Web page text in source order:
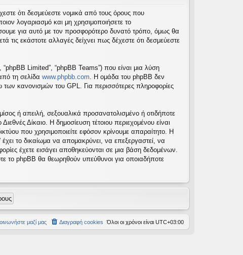
εις
ότι δεσμεύεστε νομικά από τους όρους που
λογαριασμό και μη χρησιμοποιήσετε το
για αυτό με τον προσφορότερο δυνατό τρόπο, όμως θα
εκάστοτε αλλαγές δείχνει πως δέχεστε ότι δεσμεύεστε
“phpBB Limited”, “phpBB Teams”) που είναι μια λύση
τη σελίδα www.phpbb.com. Η ομάδα του phpBB δεν
των κανονισμών του GPL. Για περισσότερες πληροφορίες
ή απειλή, σεξουαλικά προσανατολισμένο ή οτιδήποτε
Δίκαιο. Η δημοσίευση τέτοιου περιεχομένου είναι
που χρησιμοποιείτε εφόσον κρίνουμε απαραίτητο. Η
το δικαίωμα να απομακρύνει, να επεξεργαστεί, να
έχετε εισάγει αποθηκεύονται σε μια βάση δεδομένων.
το phpBB θα θεωρηθούν υπεύθυνοι για οποιαδήποτε
Όλοι οι χρόνοι είναι UTC+03:00
Διαγραφή cookies
μαζί μας